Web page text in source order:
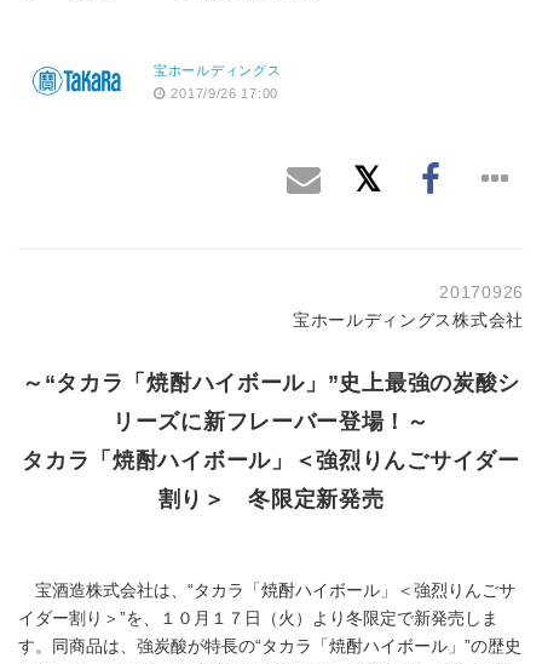
宝ホールディングス
2017/9/26 17:00
20170926
宝ホールディングス株式会社
～“タカラ「焼酎ハイボール」”史上最強の炭酸シ
リーズに新フレーバー登場！～
タカラ「焼酎ハイボール」＜強烈りんごサイダー
割り＞ 冬限定新発売
宝酒造株式会社は、“タカラ「焼酎ハイボール」＜強烈りんごサ
イダー割り＞”を、１０月１７日（火）より冬限定で新発売しま
す。同商品は、強炭酸が特長の“タカラ「焼酎ハイボール」”の歴史